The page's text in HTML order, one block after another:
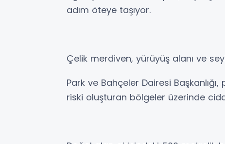
adım öteye taşıyor.
Çelik merdiven, yürüyüş alanı ve
Park ve Bahçeler Dairesi
riski oluşturan bölgeler üzerinde